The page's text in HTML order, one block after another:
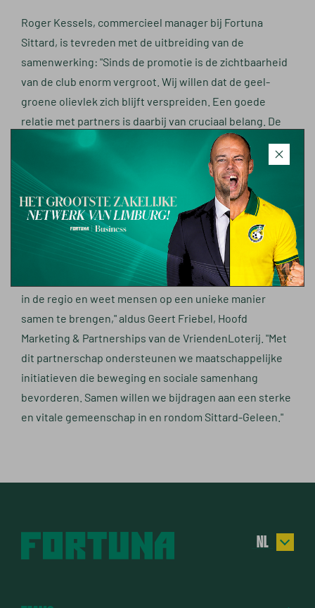
Roger Kessels, commercieel manager bij Fortuna
Sittard, is tevreden met de uitbreiding van de
samenwerking: "Sinds de promotie is de zichtbaarheid
van de club enorm vergroot. Wij willen dat de geel-
groene olievlek zich blijft verspreiden. Een goede
relatie met partners is daarbij van cruciaal belang. De
VriendenLoterij is al twintig jaar betrokken bij de
VriendenLoterij Eredivisie en weet als geen ander wat
er speelt in de samenleving. We zijn dan ook blij dat we
deze samenwerking verder intensiveren."
Ook de VriendenLoterij ziet in Fortuna een partner met
een sterke regionale binding."Fortuna Sittard vervult
via de stichting Fortuna Verbindt een verbindende rol
in de regio en weet mensen op een unieke manier
samen te brengen," aldus Geert Friebel, Hoofd
Marketing & Partnerships van de VriendenLoterij. "Met
dit partnerschap ondersteunen we maatschappelijke
initiatieven die beweging en sociale samenhang
bevorderen. Samen willen we bijdragen aan een sterke
en vitale gemeenschap in en rondom Sittard-Geleen."
NL